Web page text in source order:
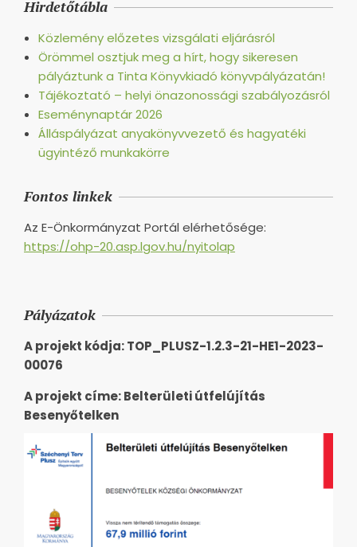
Hirdetőtábla
Közlemény előzetes vizsgálati eljárásról
Örömmel osztjuk meg a hírt, hogy sikeresen
pályáztunk a Tinta Könyvkiadó könyvpályázatán!
Tájékoztató – helyi önazonossági szabályozásról
Eseménynaptár 2026
Álláspályázat anyakönyvvezető és hagyatéki
ügyintéző munkakörre
Fontos linkek
Az E-Önkormányzat Portál elérhetősége:
https://ohp-20.asp.lgov.hu/nyitolap
Pályázatok
A projekt kódja: TOP_PLUSZ-1.2.3-21-HE1-2023-
00076
A projekt címe: Belterületi útfelújítás
Besenyőtelken